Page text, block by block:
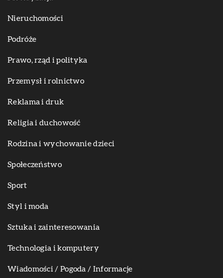
Nieruchomości
Podróże
Prawo, rząd i polityka
Przemysł i rolnictwo
Reklama i druk
Religia i duchowość
Rodzina i wychowanie dzieci
Społeczeństwo
Sport
Styl i moda
Sztuka i zainteresowania
Technologia i komputery
Wiadomości / Pogoda / Informacje